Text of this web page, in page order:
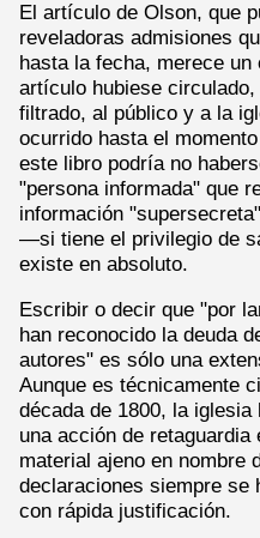
El artículo de Olson, que
reveladoras admisiones
hasta la fecha, merece
artículo hubiese
filtrado, al público y a la
ocurrido hasta el
este libro podría no
"persona informada" que
información
—si tiene el privilegio de
existe en absoluto.
Escribir o decir que "por
han reconocido la deuda
autores" es sólo una
Aunque es técnicamente
década de 1800, la
una acción de
material ajeno en nombre
declaraciones siempre se
con rápida justificación.